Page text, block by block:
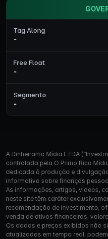
Tag Along
-
Free Float
-
Segmento
-
A Dinheirama Mídia LTDA
controlada pela O Primo Rico
dedicada à produção e
informativo sobre finanças
As informações, artigos, vídeos,
neste site têm caráter
recomendação de investimento,
venda de ativos financeiros,
Os dados e preços exibidos não
atualizados em tempo real,